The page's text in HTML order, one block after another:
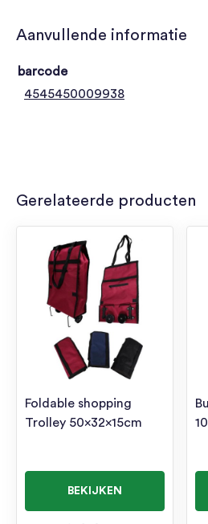
Aanvullende informatie
barcode
4545450009938
Gerelateerde producten
Foldable shopping
Trolley 50x32x15cm
BEKIJKEN